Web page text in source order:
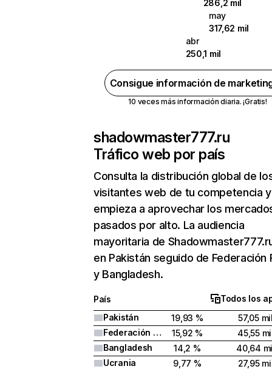
286,2 mil
may
317,62 mil
abr
250,1 mil
Consigue información de
10 veces más información diaria. ¡Gratis!
shadowmaster777.ru
Tráfico web por país
Consulta la distribución global de
visitantes web de tu competencia y
empieza a aprovechar los
pasados por alto. La audiencia
mayoritaria de
en Pakistán seguido de Federación
y Bangladesh.
País
Todos los
Pakistán
19,93 %
57,05
Federación Rusa
15,92 %
45,55
Bangladesh
14,2 %
40,64
Ucrania
9,77 %
27,95